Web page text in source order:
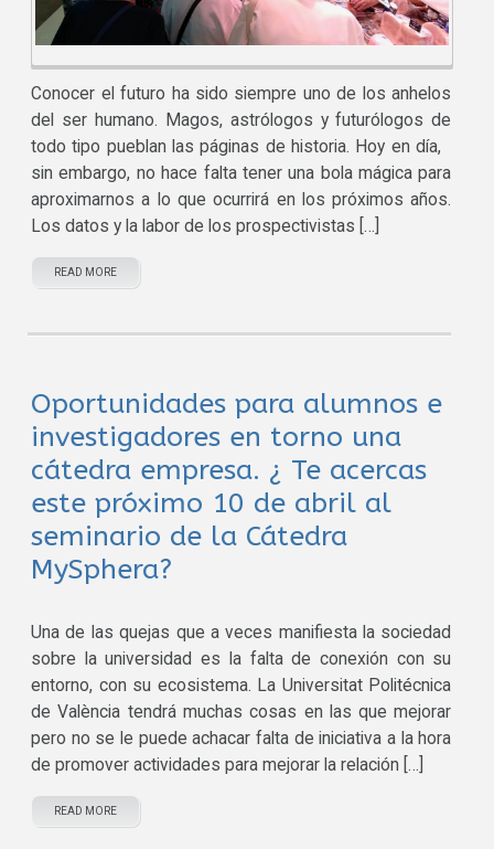
Conocer el futuro ha sido siempre uno de los anhelos
del ser humano. Magos, astrólogos y futurólogos de
todo tipo pueblan las páginas de historia. Hoy en día,
sin embargo, no hace falta tener una bola mágica para
aproximarnos a lo que ocurrirá en los próximos años.
Los datos y la labor de los prospectivistas […]
READ MORE
Oportunidades para alumnos e
investigadores en torno una
cátedra empresa. ¿ Te acercas
este próximo 10 de abril al
seminario de la Cátedra
MySphera?
Una de las quejas que a veces manifiesta la sociedad
sobre la universidad es la falta de conexión con su
entorno, con su ecosistema. La Universitat Politécnica
de València tendrá muchas cosas en las que mejorar
pero no se le puede achacar falta de iniciativa a la hora
de promover actividades para mejorar la relación […]
READ MORE